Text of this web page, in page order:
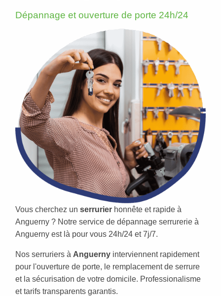
Dépannage et ouverture de porte 24h/24
Vous cherchez un serrurier honnête et rapide à
Anguerny ? Notre service de dépannage serrurerie à
Anguerny est là pour vous 24h/24 et 7j/7.
Nos serruriers à Anguerny interviennent rapidement
pour l'ouverture de porte, le remplacement de serrure
et la sécurisation de votre domicile. Professionalisme
et tarifs transparents garantis.